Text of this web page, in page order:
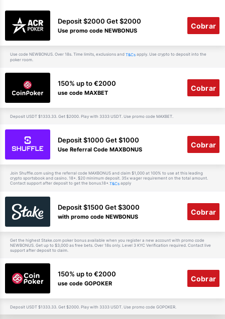
Deposit $2000 Get $2000
Use promo code NEWBONUS
Cobrar
Use code NEWBONUS. Over 18s. Time limits, exclusions and T&Cs apply. Use crypto to deposit into the
poker room.
150% up to €2000
use code MAXBET
Cobrar
Deposit USDT $1333.33. Get $2000. Play with 3333 USDT. Use promo code MAXBET.
Deposit $1000 Get $1000
Use Referral Code MAXBONUS
Cobrar
Join Shuffle.com using the referral code MAXBONUS and claim $1,000 at 100% to use at this leading
crypto sportsbook and casino. 18+. $20 minimum deposit. 35x wager requirement on the total amount.
Contact support after deposit to get the bonus.18+.T&Cs apply
Deposit $1500 Get $3000
with promo code NEWBONUS
Cobrar
Get the highest Stake.com poker bonus available when you register a new account with promo code
NEWBONUS. Get up to $3,000 as free bets. Over 18s only. Level 3 KYC Verification required. Contact live
support after deposit to claim.
150% up to €2000
use code GOPOKER
Cobrar
Deposit USDT $1333.33. Get $2000. Play with 3333 USDT. Use promo code GOPOKER.